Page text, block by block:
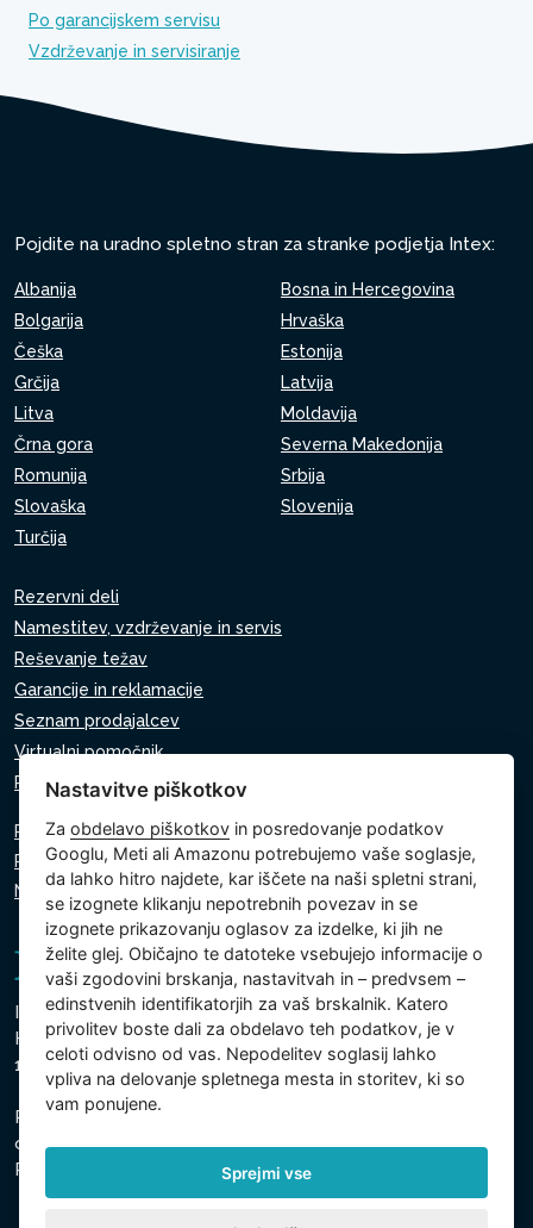
Po garancijskem servisu
Vzdrževanje in servisiranje
Pojdite na uradno spletno stran za stranke podjetja Intex:
Albanija
Bosna in Hercegovina
Bolgarija
Hrvaška
Češka
Estonija
Grčija
Latvija
Litva
Moldavija
Črna gora
Severna Makedonija
Romunija
Srbija
Slovaška
Slovenija
Turčija
Rezervni deli
Namestitev, vzdrževanje in servis
Reševanje težav
Garancije in reklamacije
Seznam prodajalcev
Virtualni pomočnik
Pišite nam
Politika zasebnosti
Politika piškotkov
Nastavitve piškotkov
Intex Trading, s.r.o.
Hradecká 2526/3
130 00 Praga 3 - Češka
Podjetje je registrirano pri Mestnem sodišču v Pragi,
oddelek C, vložek 74759
Registrska št. 26150808, ID za DDV: CZ26150808
Nastavitve piškotkov
Zaobdelavo piškotkov in posredovanje podatkov
Googlu, Meti ali Amazonu potrebujemo vaše soglasje,
da lahko hitro najdete, kar iščete na naši spletni strani,
se izognete klikanju nepotrebnih povezav in se
izognete prikazovanju oglasov za izdelke, ki jih ne
želite glej. Običajno te datoteke vsebujejo informacije o
vaši zgodovini brskanja, nastavitvah in – predvsem –
edinstvenih identifikatorjih za vaš brskalnik. Katero
privolitev boste dali za obdelavo teh podatkov, je v
celoti odvisno od vas. Nepodelitev soglasij lahko
vpliva na delovanje spletnega mesta in storitev, ki so
vam ponujene.
Sprejmi vse